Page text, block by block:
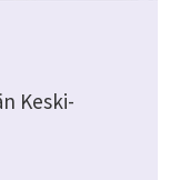
Keski-